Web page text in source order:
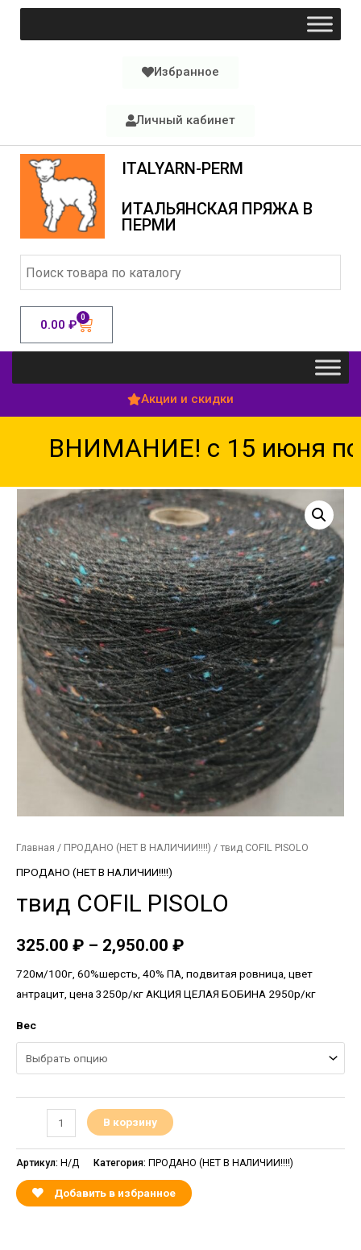
Избранное
Личный кабинет
ITALYARN-PERM
ИТАЛЬЯНСКАЯ ПРЯЖА В
ПЕРМИ
0.00 ₽ 0
Акции и скидки
ВНИМАНИЕ! с 15 июня по
Главная / ПРОДАНО (НЕТ В НАЛИЧИИ!!!!) / твид COFIL PISOLO
ПРОДАНО (НЕТ В НАЛИЧИИ!!!!)
твид COFIL PISOLO
325.00 ₽ – 2,950.00 ₽
720м/100г, 60%шерсть, 40% ПА, подвитая ровница, цвет
антрацит, цена 3250р/кг АКЦИЯ ЦЕЛАЯ БОБИНА 2950р/кг
Вес
В корзину
Артикул: Н/Д Категория: ПРОДАНО (НЕТ В НАЛИЧИИ!!!!)
Добавить в избранное